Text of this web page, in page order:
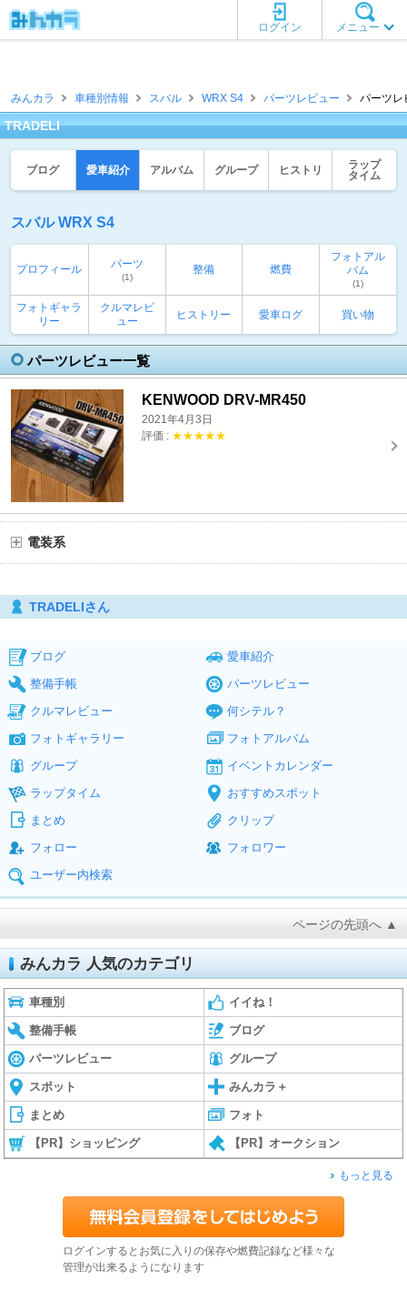
メニュー
ログイン
みんカラ 車種別情報 スバル WRX S4 パーツレビュー パーツレ
TRADELI
ブログ 愛車紹介 アルバム グループ ヒストリ
ラップ
タイム
スバル WRX S4
プロフィール パーツ
(1)
整備 燃費
フォトアル
バム
(1)
フォトギャラ
リー
クルマレビ
ュー
ヒストリー 愛車ログ 買い物
パーツレビュー一覧
KENWOOD DRV-MR450
2021年4月3日
評価 : ★★★★★
電装系
TRADELIさん
ブログ
愛車紹介
整備手帳
パーツレビュー
クルマレビュー
何シテル？
フォトギャラリー
フォトアルバム
グループ
イベントカレンダー
ラップタイム
おすすめスポット
まとめ
クリップ
フォロー
フォロワー
ユーザー内検索
ページの先頭へ ▲
みんカラ 人気のカテゴリ
車種別 イイね！
整備手帳 ブログ
パーツレビュー グループ
スポット みんカラ＋
まとめ フォト
【PR】ショッピング 【PR】オークション
もっと見る
ログインするとお気に入りの保存や燃費記録など様々な
管理が出来るようになります